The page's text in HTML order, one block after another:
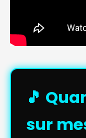
🎵
sur